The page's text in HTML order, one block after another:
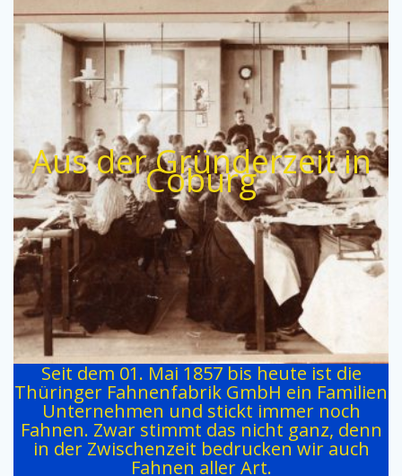
Aus der Gründerzeit in
Coburg
Seit dem 01. Mai 1857 bis heute ist die
Thüringer Fahnenfabrik GmbH ein Familien
Unternehmen und stickt immer noch
Fahnen. Zwar stimmt das nicht ganz, denn
in der Zwischenzeit bedrucken wir auch
Fahnen aller Art.